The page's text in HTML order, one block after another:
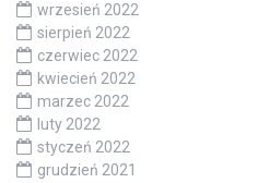
wrzesień 2022
sierpień 2022
czerwiec 2022
kwiecień 2022
marzec 2022
luty 2022
styczeń 2022
grudzień 2021